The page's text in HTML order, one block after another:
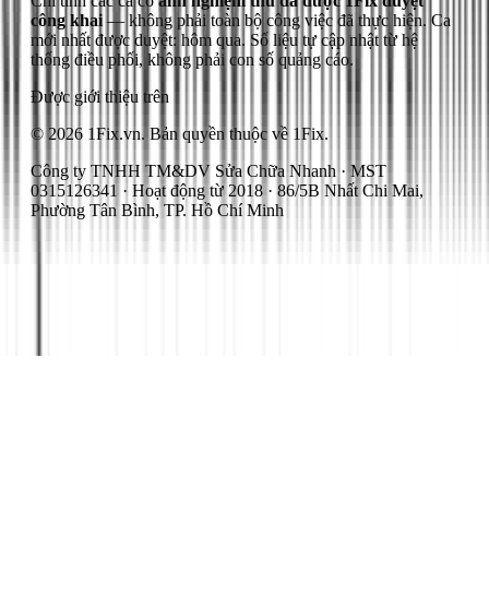
công khai — không phải toàn bộ công việc đã thực hiện. Ca
mới nhất được duyệt: hôm qua. Số liệu tự cập nhật từ hệ
thống điều phối, không phải con số quảng cáo.
Được giới thiệu trên
© 2026 1Fix.vn. Bản quyền thuộc về 1Fix.
Công ty TNHH TM&DV Sửa Chữa Nhanh · MST
0315126341 · Hoạt động từ 2018 · 86/5B Nhất Chi Mai,
Phường Tân Bình, TP. Hồ Chí Minh